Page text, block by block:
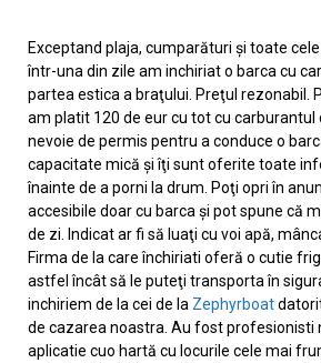
Exceptand plaja, cumparături şi toate
într-una din zile am inchiriat o barca cu
partea estica a braţului. Preţul rezonabil.
am platit 120 de eur cu tot cu carburantul
nevoie de permis pentru a conduce o
capacitate mică şi îţi sunt oferite toate
înainte de a porni la drum. Poţi opri în
accesibile doar cu barca şi pot spune că
de zi. Indicat ar fi să luaţi cu voi apă,
Firma de la care închiriati oferă o cutie
astfel încât să le puteţi transporta în
inchiriem de la cei de la Zephyrboat
de cazarea noastra. Au fost profesionisti
aplicatie cuo hartă cu locurile cele mai